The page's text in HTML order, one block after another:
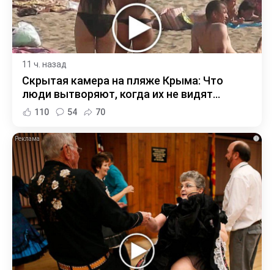
11 ч. назад
Скрытая камера на пляже Крыма: Что
люди вытворяют, когда их не видят...
110 54 70
i